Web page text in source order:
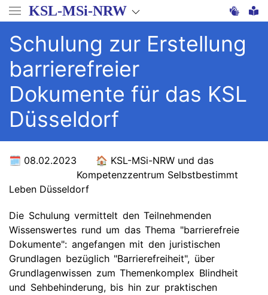
Direkt
zum
Inhalt
KSL-MSi-NRW
Schulung zur Erstellung
barrierefreier
Dokumente für das KSL
Düsseldorf
08.02.2023
KSL-MSi-NRW und das
Kompetenzzentrum Selbstbestimmt
Leben Düsseldorf
Die Schulung vermittelt den Teilnehmenden
Wissenswertes rund um das Thema "barrierefreie
Dokumente": angefangen mit den juristischen
Grundlagen bezüglich "Barrierefreiheit", über
Grundlagenwissen zum Themenkomplex Blindheit
und Sehbehinderung, bis hin zur praktischen